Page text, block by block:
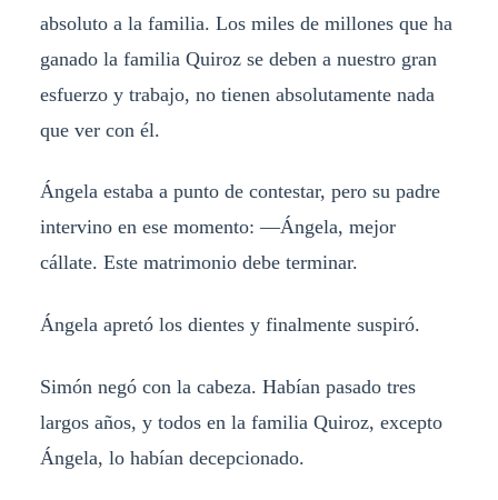
absoluto a la familia. Los miles de millones que ha
ganado la familia Quiroz se deben a nuestro gran
esfuerzo y trabajo, no tienen absolutamente nada
que ver con él.
Ángela estaba a punto de contestar, pero su padre
intervino en ese momento: —Ángela, mejor
cállate. Este matrimonio debe terminar.
Ángela apretó los dientes y finalmente suspiró.
Simón negó con la cabeza. Habían pasado tres
largos años, y todos en la familia Quiroz, excepto
Ángela, lo habían decepcionado.